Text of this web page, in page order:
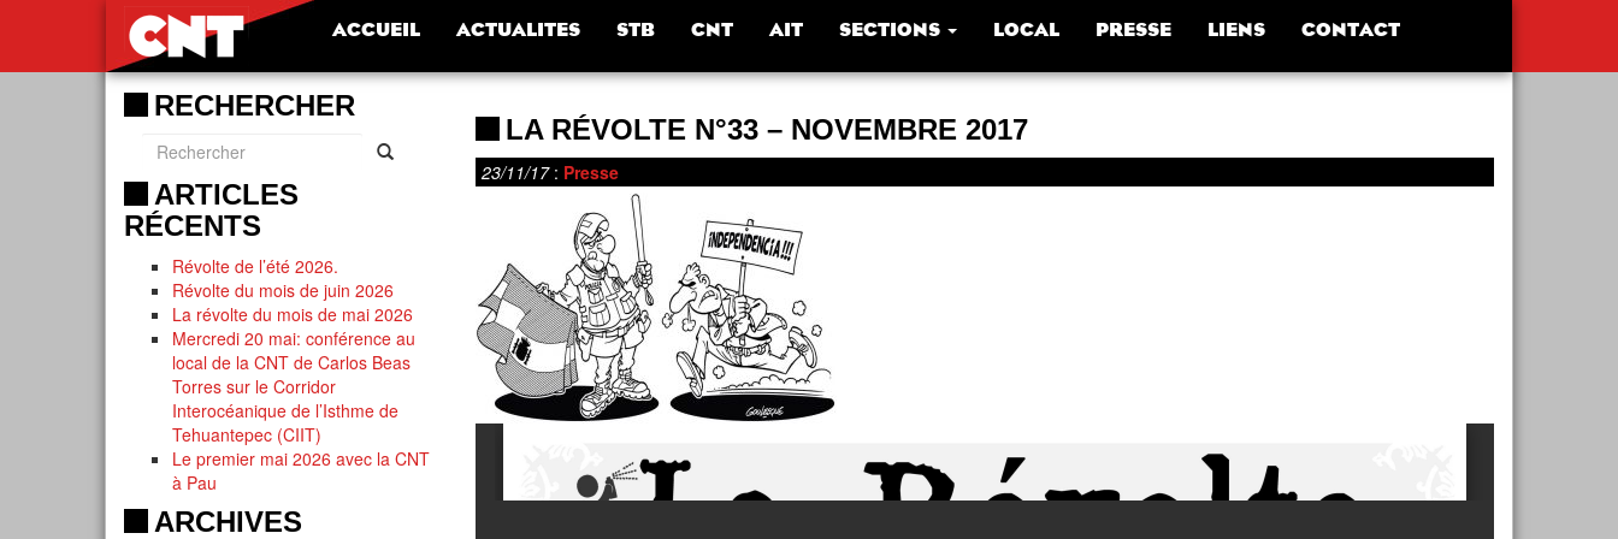
ACCUEIL ACTUALITES STB CNT AIT SECTIONS LOCAL PRESSE LIENS CONTACT
RECHERCHER
ARTICLES
RÉCENTS
Révolte de l’été 2026.
Révolte du mois de juin 2026
La révolte du mois de mai 2026
Mercredi 20 mai: conférence au
local de la CNT de Carlos Beas
Torres sur le Corridor
Interocéanique de l’Isthme de
Tehuantepec (CIIT)
Le premier mai 2026 avec la CNT
à Pau
ARCHIVES
LA RÉVOLTE N°33 – NOVEMBRE 2017
23/11/17: Presse